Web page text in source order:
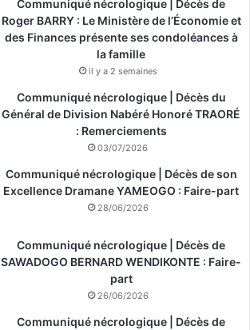
Communiqué nécrologique | Décès de
Roger BARRY : Le Ministère de l’Économie et
des Finances présente ses condoléances à
la famille
il y a 2 semaines
Communiqué nécrologique | Décès du
Général de Division Nabéré Honoré TRAORÉ
: Remerciements
03/07/2026
Communiqué nécrologique | Décès de son
Excellence Dramane YAMEOGO : Faire-part
28/06/2026
Communiqué nécrologique | Décès de
SAWADOGO BERNARD WENDIKONTE : Faire-
part
26/06/2026
Communiqué nécrologique | Décès de